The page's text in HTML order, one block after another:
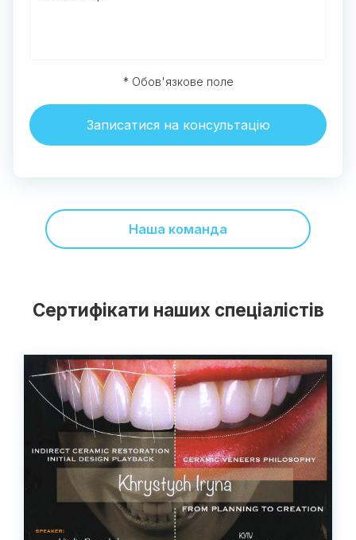
* Обов'язкове поле
Записатися на консультацію
Наша команда
Сертифікати наших спеціалістів